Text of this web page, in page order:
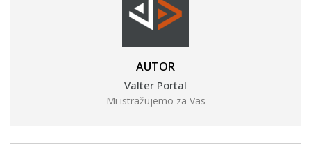
AUTOR
Valter Portal
Mi istražujemo za Vas